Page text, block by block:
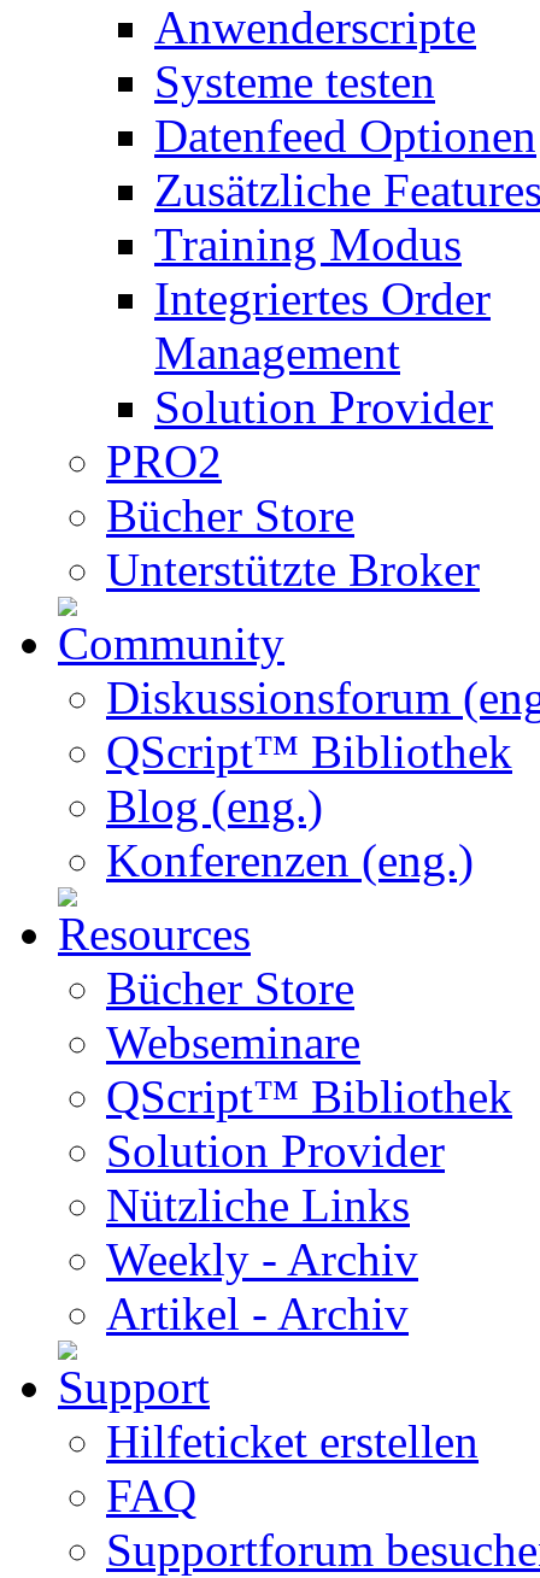
Anwenderscripte
Systeme testen
Datenfeed Optionen
Zusätzliche
Training Modus
Integriertes Order
Management
Solution Provider
PRO2
Bücher Store
Unterstützte Broker
Diskussionsforum
QScript™ Bibliothek
Blog (eng.)
Konferenzen (eng.)
Bücher Store
Webseminare
QScript™ Bibliothek
Solution Provider
Nützliche Links
Weekly - Archiv
Artikel - Archiv
Hilfeticket erstellen
FAQ
Supportforum